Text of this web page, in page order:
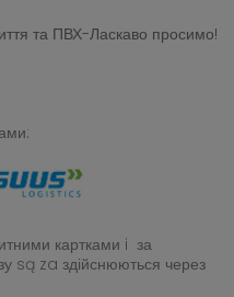
та ПВХ-Ласкаво просимо!
картками i за
są za здійснюються через